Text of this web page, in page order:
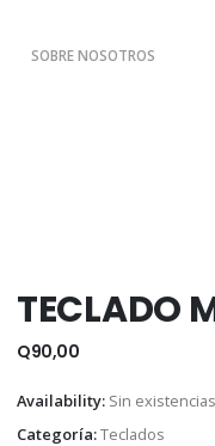
SOBRE NOSOTROS
TECLADO
Q90,00
Availability: Sin existencias
Categoría:Teclados